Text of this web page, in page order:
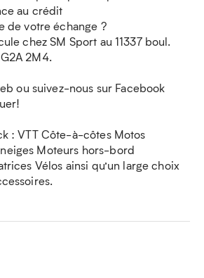
au crédit
de votre échange ?
chez SM Sport au 11337 boul.
2M4.
ou suivez-nous sur Facebook
: VTT Côte-à-côtes Motos
Moteurs hors-bord
Vélos ainsi qu’un large choix